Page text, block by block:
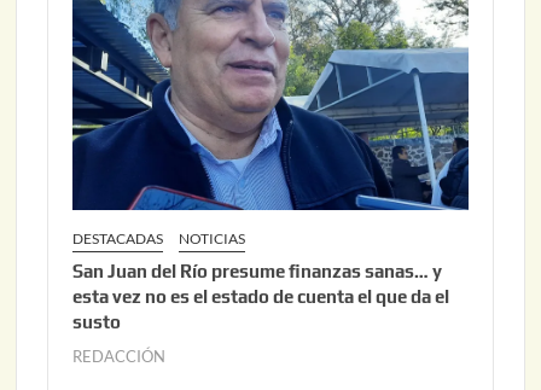
,
2
6
DESTACADAS NOTICIAS
San Juan del Río presume finanzas sanas… y
esta vez no es el estado de cuenta el que da el
susto
REDACCIÓN